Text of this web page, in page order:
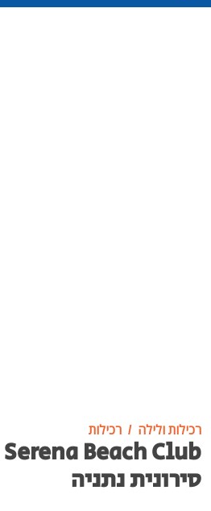
רכילות ולילה רכילות
סירונית נתניה